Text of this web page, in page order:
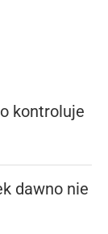
kontroluje
dawno nie